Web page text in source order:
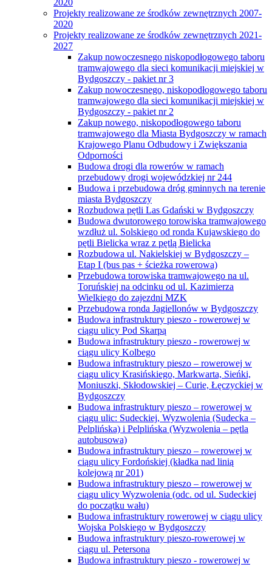
Projekty realizowane ze środków zewnętrznych 2007-
2020
Projekty realizowane ze środków zewnętrznych 2021-
2027
Zakup nowoczesnego niskopodłogowego taboru
tramwajowego dla sieci komunikacji miejskiej w
Bydgoszczy - pakiet nr 3
Zakup nowoczesnego, niskopodłogowego taboru
tramwajowego dla sieci komunikacji miejskiej w
Bydgoszczy - pakiet nr 2
Zakup nowego, niskopodłogowego taboru
tramwajowego dla Miasta Bydgoszczy w ramach
Krajowego Planu Odbudowy i Zwiększania
Odporności
Budowa drogi dla rowerów w ramach
przebudowy drogi wojewódzkiej nr 244
Budowa i przebudowa dróg gminnych na terenie
miasta Bydgoszczy
Rozbudowa pętli Las Gdański w Bydgoszczy
Budowa dwutorowego torowiska tramwajowego
wzdłuż ul. Solskiego od ronda Kujawskiego do
pętli Bielicka wraz z pętlą Bielicka
Rozbudowa ul. Nakielskiej w Bydgoszczy –
Etap I (bus pas + ścieżka rowerowa)
Przebudowa torowiska tramwajowego na ul.
Toruńskiej na odcinku od ul. Kazimierza
Wielkiego do zajezdni MZK
Przebudowa ronda Jagiellonów w Bydgoszczy
Budowa infrastruktury pieszo - rowerowej w
ciągu ulicy Pod Skarpą
Budowa infrastruktury pieszo - rowerowej w
ciągu ulicy Kolbego
Budowa infrastruktury pieszo – rowerowej w
ciągu ulicy Krasińskiego, Markwarta, Sieńki,
Moniuszki, Skłodowskiej – Curie, Łęczyckiej w
Bydgoszczy
Budowa infrastruktury pieszo – rowerowej w
ciągu ulic: Sudeckiej, Wyzwolenia (Sudecka –
Pelplińska) i Pelplińska (Wyzwolenia – pętla
autobusowa)
Budowa infrastruktury pieszo – rowerowej w
ciągu ulicy Fordońskiej (kładka nad linią
kolejową nr 201)
Budowa infrastruktury pieszo – rowerowej w
ciągu ulicy Wyzwolenia (odc. od ul. Sudeckiej
do początku wału)
Budowa infrastruktury rowerowej w ciągu ulicy
Wojska Polskiego w Bydgoszczy
Budowa infrastruktury pieszo-rowerowej w
ciągu ul. Petersona
Budowa infrastruktury pieszo - rowerowej w